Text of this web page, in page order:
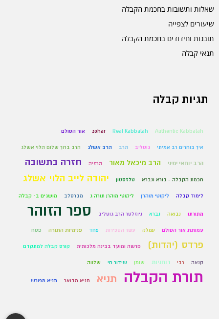
שאלות ותשובות בחכמת הקבלה
שיעורים לצפייה
תובנות וחידודים בחכמת הקבלה
תנאי קבלה
תגיות קבלה
Authentic Kabbalah
Real Kabbalah
zohar אור הסולם
איך בוחרים רב אמיתי גוטליב הרב הרב אשלג הרב ברוך שלום הלוי אשלג
הרב יוחאי ימיני הרב מיכאל מאור הרזיה חזרה בתשובה
חכמת הקבלה - בורא ונברא טלזסטון יהודה לייב הלוי אשלג
לימוד קבלה ליקוטי מוהרן ליקוטי מוהרן תורה ג מברסלב מושגים ב- קבלה
מתורתו נבואה נברא ניוזלטר הרב גוטליב ספר הזוהר
עמותת אור הסולם עמלק עשר הספירות פחד פנימיות התורה פסח
פרדס (יהדות) פרשה ומועד בבינה מלכותית קורס קבלה למתקדם
קנאה רבי רוחניות שומן שידור חי שלווה
תורת הקבלה תניא תניא מבואר תניא מפורש